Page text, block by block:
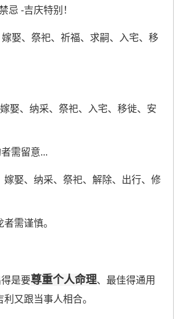
忌 -吉庆特别！
娶、祭祀、祈福、求嗣、入宅、移
娶、纳采、祭祀、入宅、移徙、安
需留意...
嫁娶、纳采、祭祀、解除、出行、修
需谨慎。
是要尊重个人命理、最佳得通用
又跟当事人相合。